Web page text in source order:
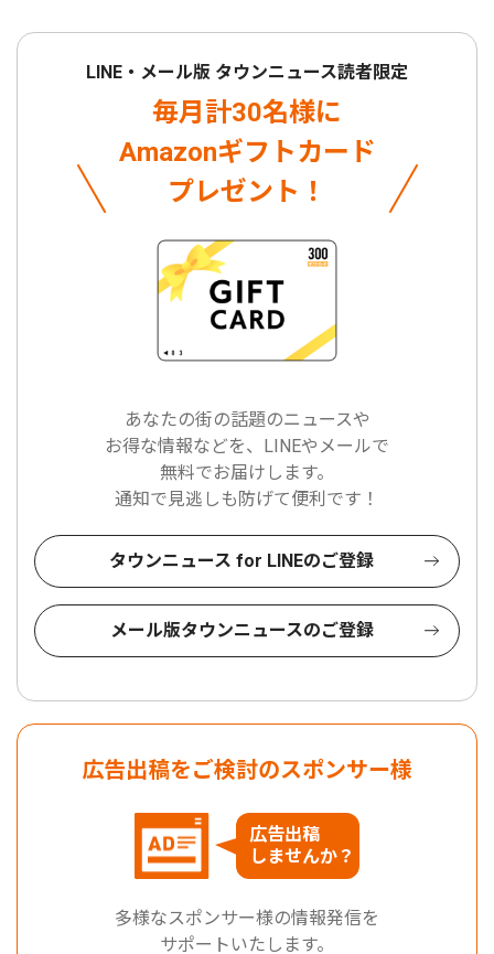
LINE・メール版 タウンニュース読者限定
毎月計30名様に
Amazonギフトカード
プレゼント！
あなたの街の話題のニュースや
お得な情報などを、LINEやメールで
無料でお届けします。
通知で見逃しも防げて便利です！
タウンニュース for LINEのご登録
メール版タウンニュースのご登録
広告出稿をご検討のスポンサー様
広告出稿
しませんか？
多様なスポンサー様の情報発信を
サポートいたします。